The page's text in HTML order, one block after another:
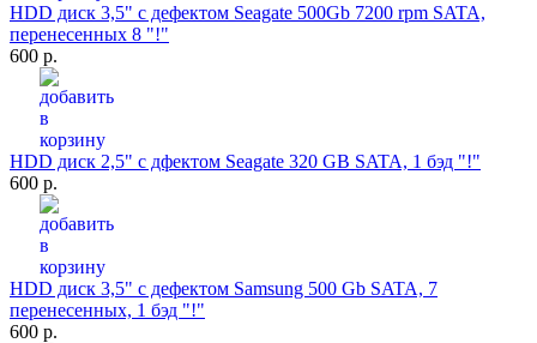
HDD диск 3,5" с дефектом Seagate 500Gb 7200 rpm SATA,
перенесенных 8 "!"
600 р.
HDD диск 2,5" с дфектом Seagate 320 GB SATA, 1 бэд "!"
600 р.
HDD диск 3,5" с дефектом Samsung 500 Gb SATA, 7
перенесенных, 1 бэд "!"
600 р.